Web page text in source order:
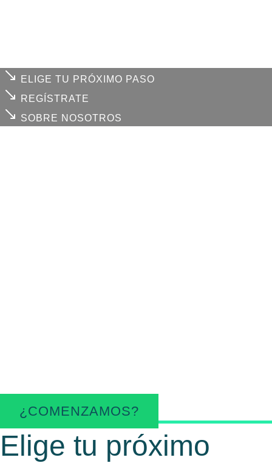
ELIGE TU PRÓXIMO PASO
REGÍSTRATE
SOBRE NOSOTROS
¿COMENZAMOS?
Elige tu próximo